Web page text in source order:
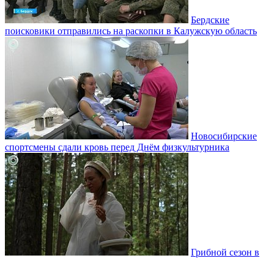
Бердские
поисковики отправились на раскопки в Калужскую область
Новосибирские
спортсмены сдали кровь перед Днём физкультурника
Грибной сезон в